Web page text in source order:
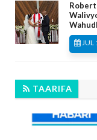
Robert
JUL
TAARIFA